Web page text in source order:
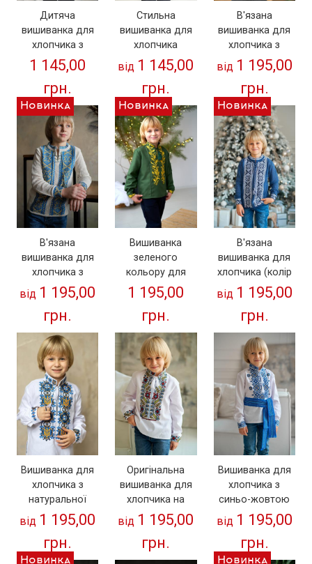
Дитяча
вишиванка для
хлопчика з
червоно-чорною
вишивкою
1 145,00
грн.
Стильна
вишиванка для
хлопчика
"Троянда" на
домотканому
полотні
від 1 145,00
грн.
В'язана
вишиванка для
хлопчика з
натуральної
тканини (100%
льон)
від 1 195,00
грн.
Новинка
В'язана
вишиванка для
хлопчика з
натуральної
тканини (
патріотична)
від 1 195,00
грн.
Новинка
Вишиванка
зеленого
кольору для
хлопчика "Жовті
колоски"
1 195,00
грн.
Новинка
В'язана
вишиванка для
хлопчика (колір
під джинс)
від 1 195,00
грн.
Вишиванка для
хлопчика з
натуральної
тканини "Герби"
від виробника
ТМ "КАЛИНА"
від 1 195,00
грн.
Оригінальна
вишиванка для
хлопчика на
домотканому
полотні
"Колосок" від тм
"Калина"
від 1 195,00
грн.
Вишиванка для
хлопчика з
синьо-жовтою
вишивкою
"Козацькі узори"
від тм "Калина"
(98см-164см)
від 1 195,00
грн.
Новинка Новинка